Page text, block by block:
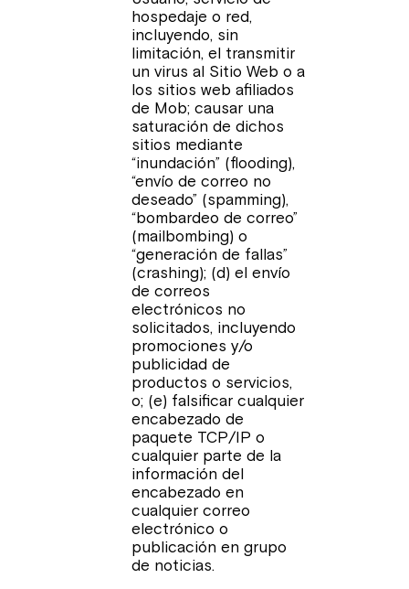
hospedaje o red,
incluyendo, sin
limitación, el transmitir
un virus al Sitio Web o a
los sitios web afiliados
de Mob; causar una
saturación de dichos
sitios mediante
“inundación” (flooding),
“envío de correo no
deseado” (spamming),
“bombardeo de correo”
(mailbombing) o
“generación de fallas”
(crashing); (d) el envío
de correos
electrónicos no
solicitados, incluyendo
promociones y/o
publicidad de
productos o servicios,
o; (e) falsificar cualquier
encabezado de
paquete TCP/IP o
cualquier parte de la
información del
encabezado en
cualquier correo
electrónico o
publicación en grupo
de noticias.